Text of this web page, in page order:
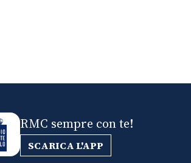
RMC sempre con te!
SCARICA L'APP